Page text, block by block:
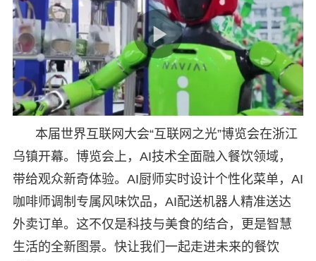
本届世界互联网大会“互联网之光”博览会在浙江
乌镇开幕。博览会上，AI技术全面融入餐饮领域，
带给观众新奇体验。AI厨师实时设计个性化菜单，AI
咖啡师调制专属风味饮品，AI配送机器人精准送达
外卖订单。这不仅是科技与美食的结合，更是智慧
生活的全新图景。快让我们一起走进未来的餐饮